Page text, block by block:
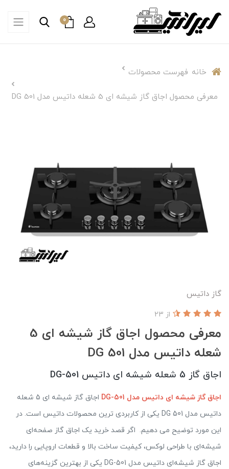
0
خانه فهرست محصولات
معرفی محصول اجاق گاز شیشه ای 5 شعله داتیس مدل DG 501
گاز داتیس
معرفی محصول اجاق گاز شیشه ای 5
شعله داتیس مدل DG 501
از 23
اجاق گاز 5 شعله شیشه ای داتیس DG-501
اجاق گاز شیشه ای داتیس مدل DG-501
اجاق گاز شیشه ای 5 شعله
داتیس مدل DG 501 یکی از کاربردی ترین محصولات داتیس است. در
این مورد توضیح می دهیم. اگر قصد خرید یک اجاق گاز صفحه‌ای
شیشه‌ای با طراحی لوکس، کیفیت ساخت بالا و قطعات اروپایی را دارید،
اجاق گاز شیشه‌ای داتیس مدل DG-501 یکی از بهترین گزینه‌های